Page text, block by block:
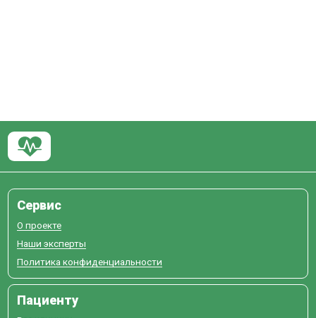
Сервис
О проекте
Наши эксперты
Политика конфиденциальности
Пациенту